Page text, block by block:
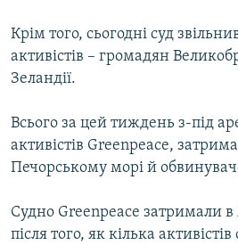
Крім того, сьогодні суд
активістів – громадян
Зеландії.
Всього за цей тиждень з-під
активістів Greenpeace,
Печорському морі й
Судно Greenpeace затримали в
після того, як кілька